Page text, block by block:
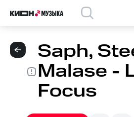
Saph,
Malase -
Focus